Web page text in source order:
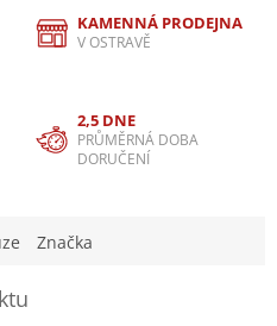
KAMENNÁ PRODEJNA
V OSTRAVĚ
2,5 DNE
PRŮMĚRNÁ DOBA
DORUČENÍ
Značka